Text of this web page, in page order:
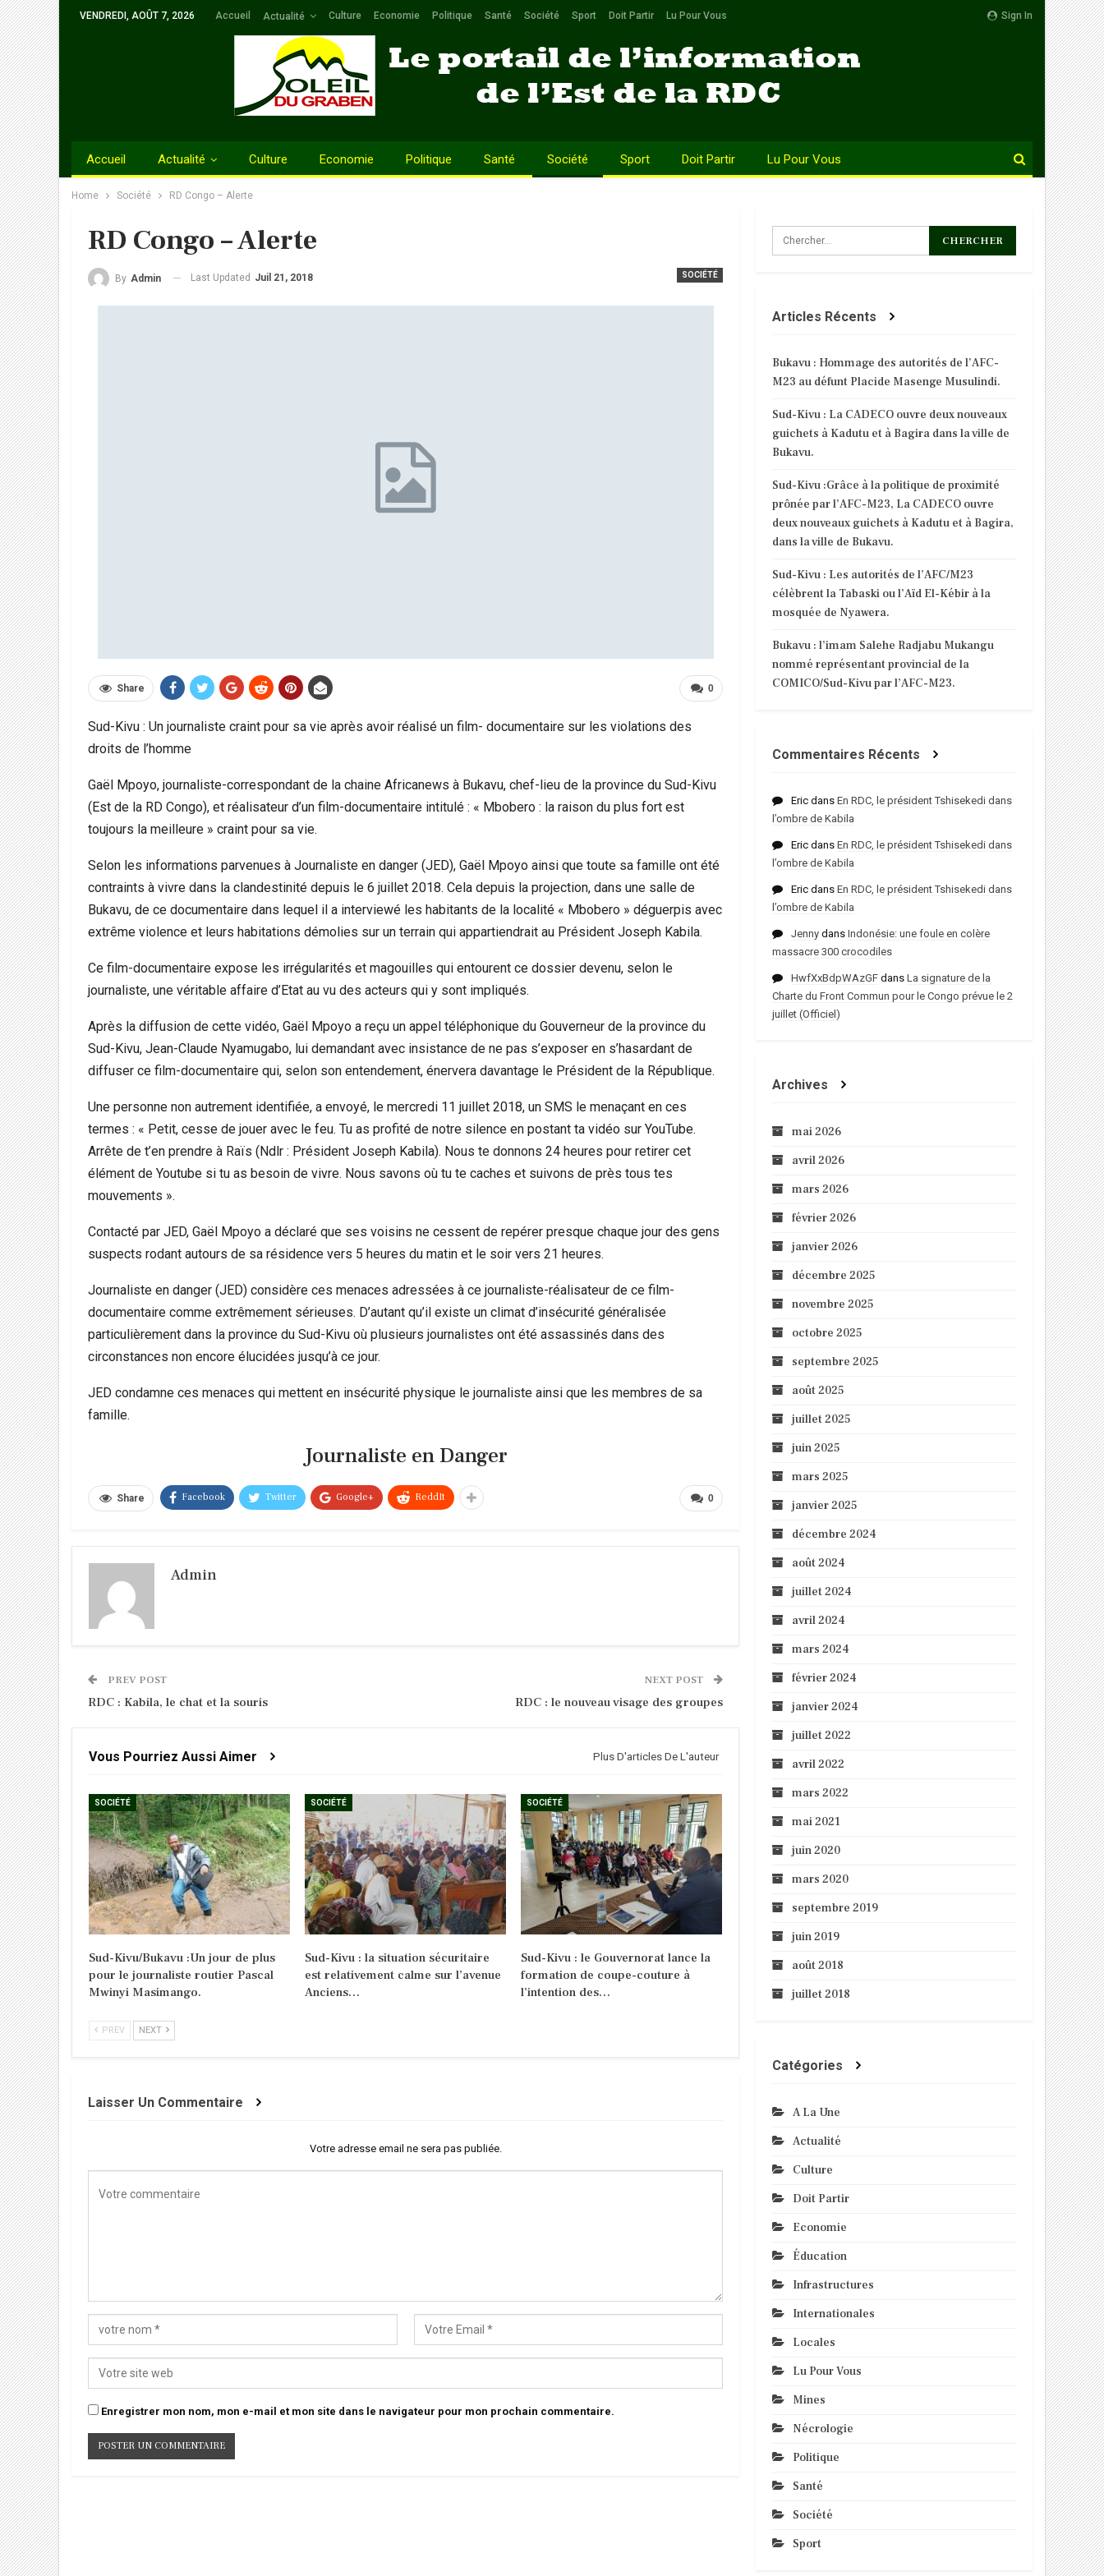
Sign In
VENDREDI, AOÛT 7, 2026 Accueil Actualité Culture Economie Politique Santé Société Sport Doit Partir Lu Pour Vous
Accueil Actualité Culture Economie Politique Santé Société Sport Doit Partir Lu Pour Vous
Home Société RD Congo – Alerte
RD Congo – Alerte
SOCIÉTÉ
By Admin Last Updated Juil 21, 2018
0
Share
Sud-Kivu : Un journaliste craint pour sa vie après avoir réalisé un film- documentaire sur les violations des
droits de l’homme
Gaël Mpoyo, journaliste-correspondant de la chaine Africanews à Bukavu, chef-lieu de la province du Sud-Kivu
(Est de la RD Congo), et réalisateur d’un film-documentaire intitulé : « Mbobero : la raison du plus fort est
toujours la meilleure » craint pour sa vie.
Selon les informations parvenues à Journaliste en danger (JED), Gaël Mpoyo ainsi que toute sa famille ont été
contraints à vivre dans la clandestinité depuis le 6 juillet 2018. Cela depuis la projection, dans une salle de
Bukavu, de ce documentaire dans lequel il a interviewé les habitants de la localité « Mbobero » déguerpis avec
extrême violence et leurs habitations démolies sur un terrain qui appartiendrait au Président Joseph Kabila.
Ce film-documentaire expose les irrégularités et magouilles qui entourent ce dossier devenu, selon le
journaliste, une véritable affaire d’Etat au vu des acteurs qui y sont impliqués.
Après la diffusion de cette vidéo, Gaël Mpoyo a reçu un appel téléphonique du Gouverneur de la province du
Sud-Kivu, Jean-Claude Nyamugabo, lui demandant avec insistance de ne pas s’exposer en s’hasardant de
diffuser ce film-documentaire qui, selon son entendement, énervera davantage le Président de la République.
Une personne non autrement identifiée, a envoyé, le mercredi 11 juillet 2018, un SMS le menaçant en ces
termes : « Petit, cesse de jouer avec le feu. Tu as profité de notre silence en postant ta vidéo sur YouTube.
Arrête de t’en prendre à Raïs (Ndlr : Président Joseph Kabila). Nous te donnons 24 heures pour retirer cet
élément de Youtube si tu as besoin de vivre. Nous savons où tu te caches et suivons de près tous tes
mouvements ».
Contacté par JED, Gaël Mpoyo a déclaré que ses voisins ne cessent de repérer presque chaque jour des gens
suspects rodant autours de sa résidence vers 5 heures du matin et le soir vers 21 heures.
Journaliste en danger (JED) considère ces menaces adressées à ce journaliste-réalisateur de ce film-
documentaire comme extrêmement sérieuses. D’autant qu’il existe un climat d’insécurité généralisée
particulièrement dans la province du Sud-Kivu où plusieurs journalistes ont été assassinés dans des
circonstances non encore élucidées jusqu’à ce jour.
JED condamne ces menaces qui mettent en insécurité physique le journaliste ainsi que les membres de sa
famille.
Journaliste en Danger
0
Share Facebook Twitter Google+ ReddIt
Admin
PREV POST
RDC : Kabila, le chat et la souris
NEXT POST
RDC : le nouveau visage des groupes
Vous Pourriez Aussi Aimer Plus D'articles De L'auteur
SOCIÉTÉ
Sud-Kivu/Bukavu :Un jour de plus
pour le journaliste routier Pascal
Mwinyi Masimango.
SOCIÉTÉ
Sud-Kivu : la situation sécuritaire
est relativement calme sur l’avenue
Anciens…
SOCIÉTÉ
Sud-Kivu : le Gouvernorat lance la
formation de coupe-couture à
l’intention des…
PREV NEXT
Laisser Un Commentaire
Votre adresse email ne sera pas publiée.
Enregistrer mon nom, mon e-mail et mon site dans le navigateur pour mon prochain commentaire.
Articles Récents
Bukavu : Hommage des autorités de l’AFC-
M23 au défunt Placide Masenge Musulindi.
Sud-Kivu : La CADECO ouvre deux nouveaux
guichets à Kadutu et à Bagira dans la ville de
Bukavu.
Sud-Kivu :Grâce à la politique de proximité
prônée par l’AFC-M23, La CADECO ouvre
deux nouveaux guichets à Kadutu et à Bagira,
dans la ville de Bukavu.
Sud-Kivu : Les autorités de l’AFC/M23
célèbrent la Tabaski ou l’Aïd El-Kébir à la
mosquée de Nyawera.
Bukavu : l’imam Salehe Radjabu Mukangu
nommé représentant provincial de la
COMICO/Sud-Kivu par l’AFC-M23.
Commentaires Récents
Eric dans En RDC, le président Tshisekedi dans
l’ombre de Kabila
Eric dans En RDC, le président Tshisekedi dans
l’ombre de Kabila
Eric dans En RDC, le président Tshisekedi dans
l’ombre de Kabila
Jenny dans Indonésie: une foule en colère
massacre 300 crocodiles
HwfXxBdpWAzGF dans La signature de la
Charte du Front Commun pour le Congo prévue le 2
juillet (Officiel)
Archives
mai 2026
avril 2026
mars 2026
février 2026
janvier 2026
décembre 2025
novembre 2025
octobre 2025
septembre 2025
août 2025
juillet 2025
juin 2025
mars 2025
janvier 2025
décembre 2024
août 2024
juillet 2024
avril 2024
mars 2024
février 2024
janvier 2024
juillet 2022
avril 2022
mars 2022
mai 2021
juin 2020
mars 2020
septembre 2019
juin 2019
août 2018
juillet 2018
Catégories
A La Une
Actualité
Culture
Doit Partir
Economie
Éducation
Infrastructures
Internationales
Locales
Lu Pour Vous
Mines
Nécrologie
Politique
Santé
Société
Sport